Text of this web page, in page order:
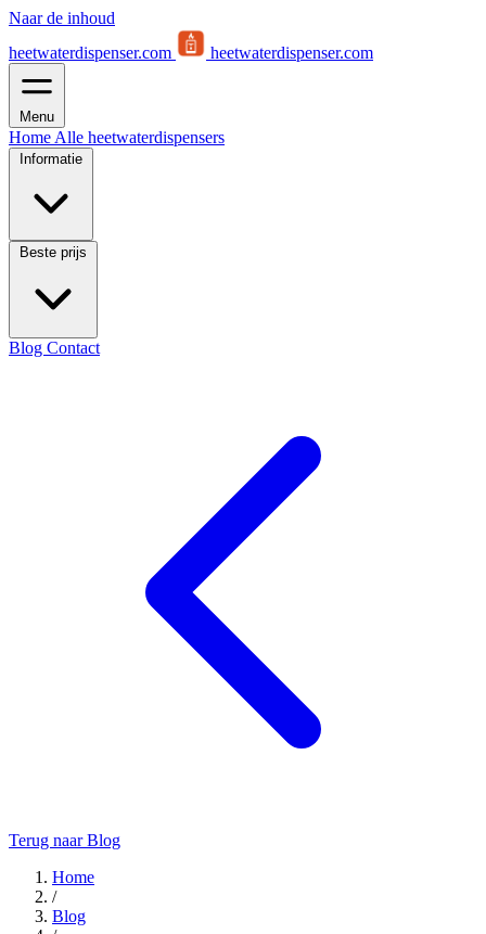
Naar de inhoud
heetwaterdispenser.com
heetwaterdispenser.com
Menu
Home Alle heetwaterdispensers
Informatie
Beste prijs
Blog Contact
Terug naar Blog
Home
/
Blog